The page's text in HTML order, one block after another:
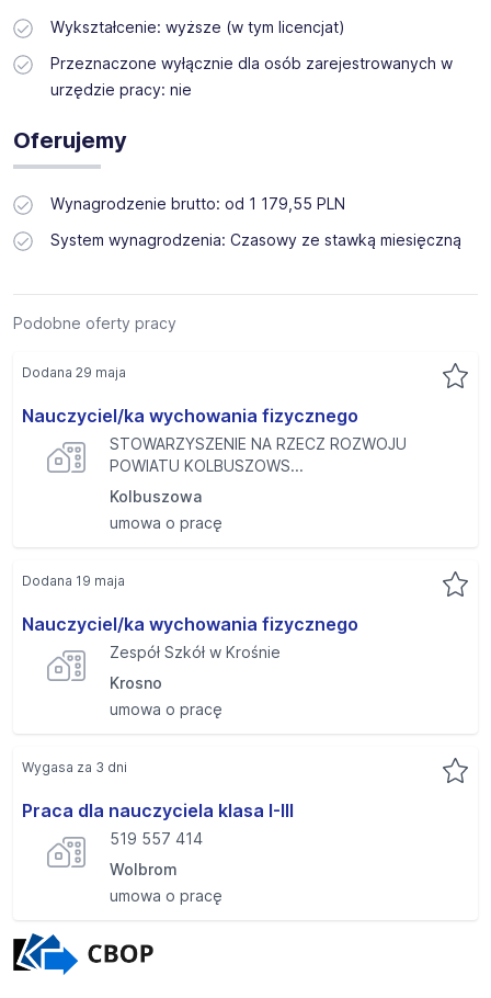
Wykształcenie: wyższe (w tym licencjat)
Przeznaczone wyłącznie dla osób zarejestrowanych w
urzędzie pracy: nie
Oferujemy
Wynagrodzenie brutto: od 1 179,55 PLN
System wynagrodzenia: Czasowy ze stawką miesięczną
Podobne oferty pracy
Nauczyciel/ka wychowania fizycznego
STOWARZYSZENIE NA RZECZ ROZWOJU
POWIATU KOLBUSZOWS...
Kolbuszowa
umowa o pracę
Dodana 29 maja
Nauczyciel/ka wychowania fizycznego
Zespół Szkół w Krośnie
Krosno
umowa o pracę
Dodana 19 maja
Praca dla nauczyciela klasa I-III
519 557 414
Wolbrom
umowa o pracę
Wygasa za 3 dni